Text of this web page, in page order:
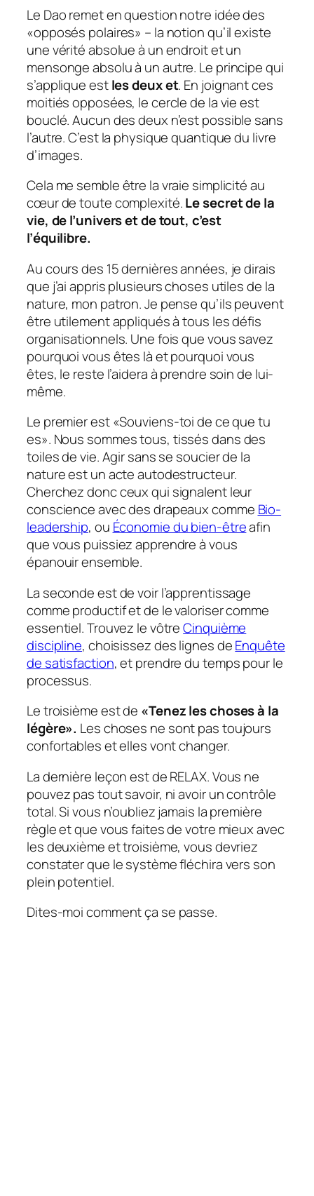
Le Dao remet en question notre idée des
«opposés polaires» – la notion qu’il existe
une vérité absolue à un endroit et un
mensonge absolu à un autre. Le principe qui
s’applique estles deux et. En joignant ces
moitiés opposées, le cercle de la vie est
bouclé. Aucun des deux n’est possible sans
l’autre. C’est la physique quantique du livre
d’images.
Cela me semble être la vraie simplicité au
cœur de toute complexité.Le secret de la
vie, de l’univers et de tout, c’est
l’équilibre.
Au cours des 15 dernières années, je dirais
que j’ai appris plusieurs choses utiles de la
nature, mon patron. Je pense qu’ils peuvent
être utilement appliqués à tous les défis
organisationnels. Une fois que vous savez
pourquoi vous êtes là et pourquoi vous
êtes, le reste l’aidera à prendre soin de lui-
même.
Le premier est«Souviens-toi de ce que tu
es». Nous sommes tous, tissés dans des
toiles de vie. Agir sans se soucier de la
nature est un acte autodestructeur.
Cherchez donc ceux qui signalent leur
conscience avec des drapeaux comme Bio-
leadership, ou Économie du bien-êtreafin
que vous puissiez apprendre à vous
épanouir ensemble.
La seconde est de voir l’apprentissage
comme productif et de le valoriser comme
essentiel. Trouvez le vôtreCinquième
discipline, choisissez des lignes deEnquête
de satisfaction, etprendre du temps pour le
processus.
Le troisième est de «Tenez les choses à la
légère». Les choses ne sont pas toujours
confortables et elles vont changer.
La dernière leçon est de RELAX. Vous ne
pouvez pas tout savoir, ni avoir un contrôle
total. Si vous n’oubliez jamais la première
règle et que vous faites de votre mieux avec
les deuxième et troisième, vous devriez
constater que le système fléchira vers son
plein potentiel.
Dites-moi comment ça se passe.